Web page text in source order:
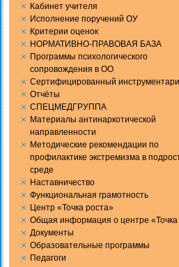
Кабинет учителя
Исполнение поручений ОУ
Критерии оценок
НОРМАТИВНО-ПРАВОВАЯ БАЗА
Программы психологического
сопровождения в ОО
Сертифицированный
Отчёты
СПЕЦМЕДГРУППА
Материалы антинаркотической
направленности
Методические рекомендации по
профилактике экстремизма в
среде
Наставничество
Функциональная грамотность
Центр «Точка роста»
Общая информация о центре «Точка
Документы
Образовательные программы
Педагоги